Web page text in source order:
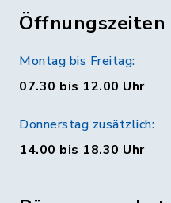
Öffnungszeiten
Montag bis Freitag:
07.30 bis 12.00 Uhr
Donnerstag zusätzlich:
14.00 bis 18.30 Uhr